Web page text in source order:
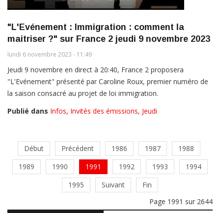
"L'Evénement : Immigration : comment la
maitriser ?" sur France 2 jeudi 9 novembre 2023
lundi 6 novembre 2023 - 11:49
Jeudi 9 novembre en direct à 20:40, France 2 proposera
"L'Evénement" présenté par Caroline Roux, premier numéro de
la saison consacré au projet de loi immigration.
Publié dans Infos, Invités des émissions, Jeudi
Début Précédent 1986 1987
1988
1989
1990 1991 1992 1993
1994
1995
Suivant
Fin
Page 1991 sur 2644